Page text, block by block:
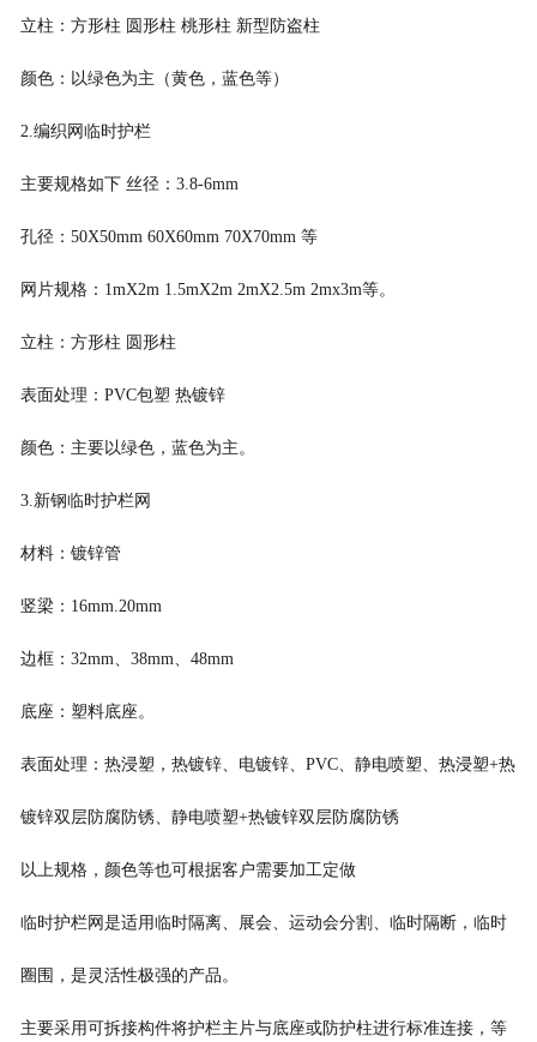
立柱：方形柱 圆形柱 桃形柱 新型防盗柱
颜色：以绿色为主（黄色，蓝色等）
2.编织网临时护栏
主要规格如下 丝径： 3.8-6mm
孔径： 50X50mm 60X60mm 70X70mm 等
网片规格： 1mX2m 1.5mX2m 2mX2.5m 2mx3m等。
立柱：方形柱 圆形柱
表面处理： PVC包塑 热镀锌
颜色：主要以绿色，蓝色为主。
3.新钢临时护栏网
材料：镀锌管
竖梁： 16mm.20mm
边框： 32mm、 38mm、 48mm
底座：塑料底座。
表面处理：热浸塑，热镀锌、电镀锌、 PVC、静电喷塑、热浸塑+热
镀锌双层防腐防锈、静电喷塑+热镀锌双层防腐防锈
以上规格，颜色等也可根据客户需要加工定做
临时护栏网是适用临时隔离、 展会、运动会分割、 临时隔断，临时
圈围，是灵活性极强的产品。
主要采用可拆接构件将护栏主片与底座或防护柱进行标准连接，等